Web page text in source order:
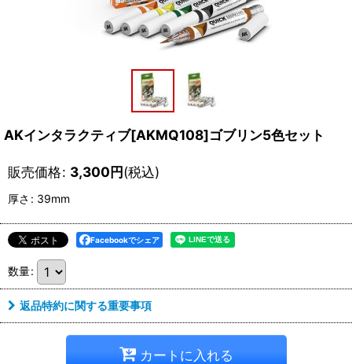
AKインタラクティブ[AKMQ108]ゴブリン5色セット
販売価格: 3,300円(税込)
厚さ : 39mm
Facebookでシェア
数量:
返品特約に関する重要事項
カートに入れる